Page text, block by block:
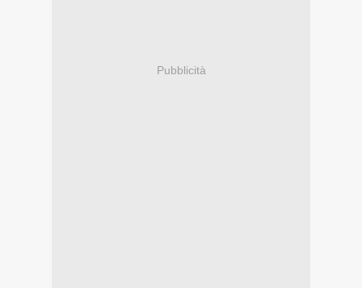
Pubblicità